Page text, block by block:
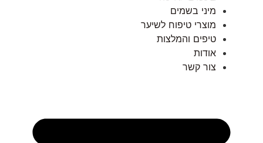
מיני בשמים
מוצרי טיפוח לשיער
טיפים והמלצות
אודות
צור קשר